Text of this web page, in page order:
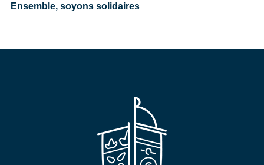
Ensemble, soyons solidaires